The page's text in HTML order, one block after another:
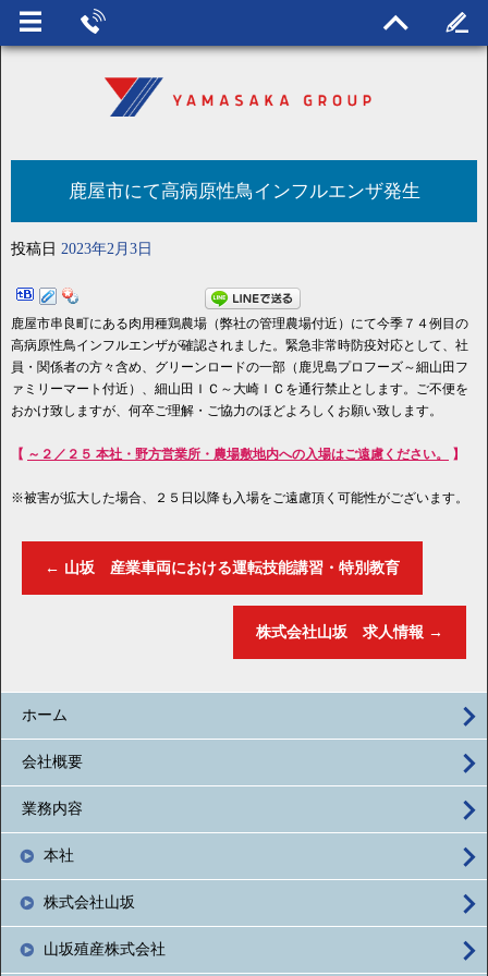
鹿屋市にて高病原性鳥インフルエンザ発生
投稿日 2023年2月3日
鹿屋市串良町にある肉用種鶏農場（弊社の管理農場付近）にて今季７４例目の
高病原性鳥インフルエンザが確認されました。緊急非常時防疫対応として、社
員・関係者の方々含め、グリーンロードの一部（鹿児島プロフーズ～細山田フ
ァミリーマート付近）、細山田ＩＣ～大崎ＩＣを通行禁止とします。ご不便を
おかけ致しますが、何卒ご理解・ご協力のほどよろしくお願い致します。
【 ～２／２５ 本社・野方営業所・農場敷地内への入場はご遠慮ください。 】
※被害が拡大した場合、２５日以降も入場をご遠慮頂く可能性がございます。
← 山坂 産業車両における運転技能講習・特別教育
株式会社山坂 求人情報 →
ホーム
会社概要
業務内容
本社
株式会社山坂
山坂殖産株式会社